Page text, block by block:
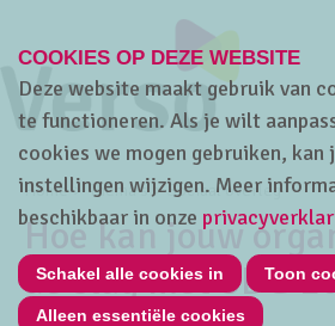
Home Thema's Sociaal overleg
Hoe kan jouw
de slag met SDG
COOKIES OP DEZE WEBSITE
Deze website maakt gebruik van
te functioneren. Als je wilt
cookies we mogen gebruiken,
instellingen wijzigen. Meer
beschikbaar in onze
Schakel alle cookies in Toon
Alleen essentiële cookies